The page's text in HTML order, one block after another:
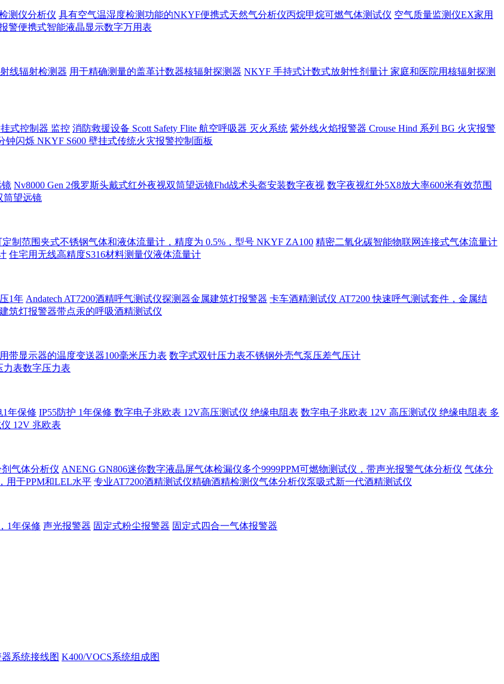
测仪分析仪 具有空气温湿度检测功能的NKYF便携式天然气分析仪丙烷甲烷可燃气体测试仪 空气质量监测仪EX家用
警便携式智能液晶显示数字万用表
线辐射检测器 用于精确测量的盖革计数器核辐射探测器 NKYF 手持式计数式放射性剂量计 家庭和医院用核辐射探测
式控制器 监控 消防救援设备 Scott Safety Flite 航空呼吸器 灭火系统 紫外线火焰报警器 Crouse Hind 系列 BG 火灾报警
钟闪烁 NKYF S600 壁挂式传统火灾报警控制面板
镜 Nv8000 Gen 2俄罗斯头戴式红外夜视双筒望远镜Fhd战术头盔安装数字夜视 数字夜视红外5X8放大率600米有效范围
筒望远镜
定制范围夹式不锈钢气体和液体流量计，精度为 0.5%，型号 NKYF ZA100 精密二氧化碳智能物联网连接式气体流量计
住宅用无线高精度S316材料测量仪液体流量计
1年 Andatech AT7200酒精呼气测试仪探测器金属建筑灯报警器 卡车酒精测试仪 AT7200 快速呼气测试套件，金属结
筑灯报警器带点汞的呼吸酒精测试仪
带显示器的温度变送器100毫米压力表 数字式双针压力表不锈钢外壳气泵压差气压计
力表数字压力表
年保修 IP55防护 1年保修 数字电子兆欧表 12V高压测试仪 绝缘电阻表 数字电子兆欧表 12V 高压测试仪 绝缘电阻表 多
12V 兆欧表
气体分析仪 ANENG GN806迷你数字液晶屏气体检漏仪多个9999PPM可燃物测试仪，带声光报警气体分析仪 气体分
用于PPM和LEL水平 专业AT7200酒精测试仪精确酒精检测仪气体分析仪泵吸式新一代酒精测试仪
1年保修 声光报警器 固定式粉尘报警器 固定式四合一气体报警器
系统接线图 K400/VOCS系统组成图